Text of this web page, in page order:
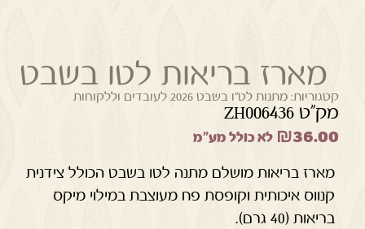
מארז בריאות לטו בשבט
קטגוריות: מתנות לט"ו בשבט 2026 לעובדים וללקוחות
מק"ט ZH006436
₪36.00 לא כולל מע"מ
מארז בריאות מושלם מתנה לטו בשבט הכולל צידנית
קנווס איכותית וקופסת פח מעוצבת במילוי מיקס
בריאות (40 גרם).